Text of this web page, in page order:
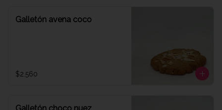
Galletón avena coco
$2.560